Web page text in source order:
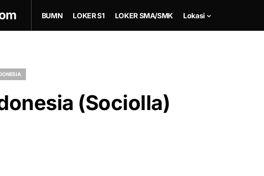
BUMN LOKER S1 LOKER SMA/SMK Lokasi
(Sociolla)